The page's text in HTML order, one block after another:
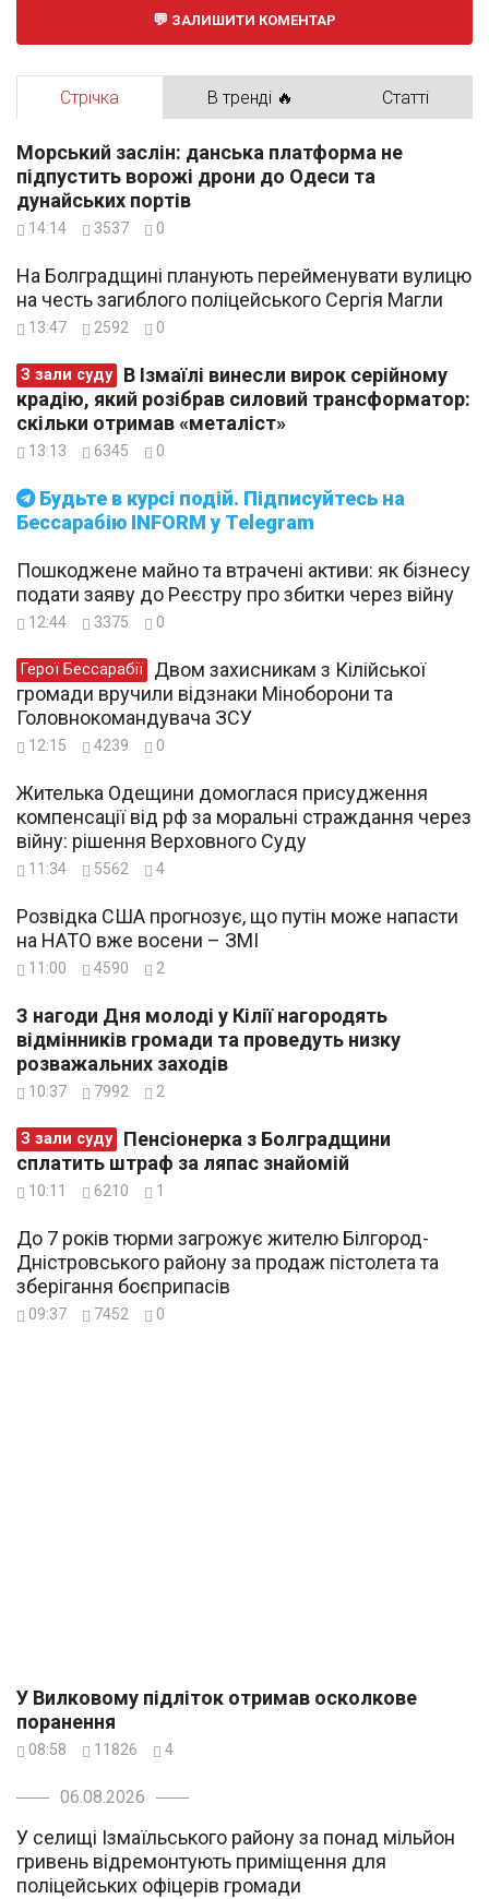
ЗАЛИШИТИ КОМЕНТАР
Стрічка В тренді 🔥 Статті
Будьте в курсі подій. Підписуйтесь на
Бессарабію INFORM у Telegram
Морський заслін: данська платформа не
підпустить ворожі дрони до Одеси та
дунайських портів
14:14 3537 0
На Болградщині планують перейменувати вулицю
на честь загиблого поліцейського Сергія Магли
13:47 2592 0
З зали суду
крадію, який розібрав силовий трансформатор:
скільки отримав «металіст»
13:13 6345 0
Пошкоджене майно та втрачені активи: як бізнесу
подати заяву до Реєстру про збитки через війну
12:44 3375 0
Герої Бессарабії
громади вручили відзнаки Міноборони та
Головнокомандувача ЗСУ
12:15 4239 0
Жителька Одещини домоглася присудження
компенсації від рф за моральні страждання через
війну: рішення Верховного Суду
11:34 5562 4
Розвідка США прогнозує, що путін може напасти
на НАТО вже восени – ЗМІ
11:00 4590 2
З нагоди Дня молоді у Кілії нагородять
відмінників громади та проведуть низку
розважальних заходів
10:37 7992 2
З зали суду
сплатить штраф за ляпас знайомій
10:11 6210 1
До 7 років тюрми загрожує жителю Білгород-
Дністровського району за продаж пістолета та
зберігання боєприпасів
09:37 7452 0
У Вилковому підліток отримав осколкове
поранення
08:58 11826 4
06.08.2026
У селищі Ізмаїльського району за понад мільйон
гривень відремонтують приміщення для
поліцейських офіцерів громади